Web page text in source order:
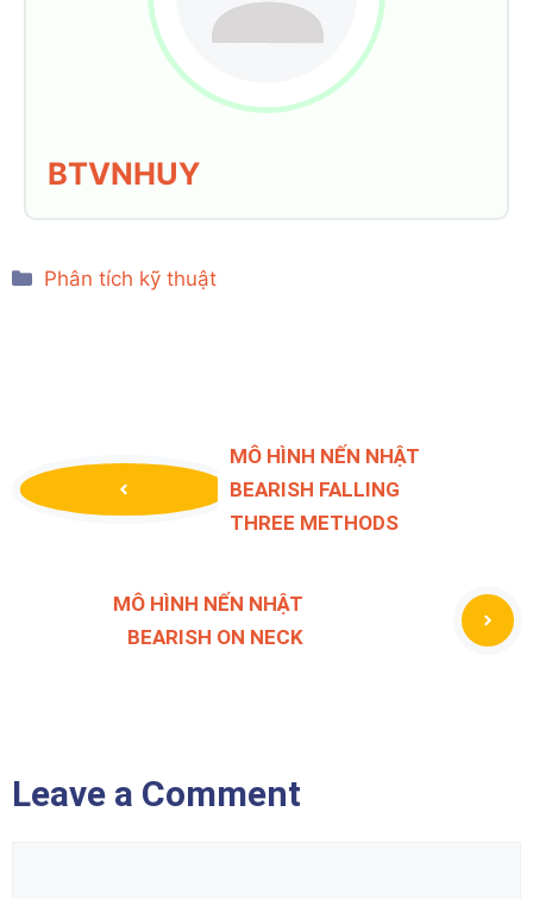
BTVNHUY
Categories
Phân tích kỹ thuật
MÔ HÌNH NẾN NHẬT
BEARISH FALLING
THREE METHODS
MÔ HÌNH NẾN NHẬT
BEARISH ON NECK
Leave a Comment